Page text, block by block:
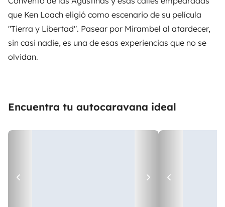
que Ken Loach eligió como escenario de su película
"Tierra y Libertad". Pasear por Mirambel al atardecer,
sin casi nadie, es una de esas experiencias que no se
olvidan.
Encuentra tu autocaravana ideal